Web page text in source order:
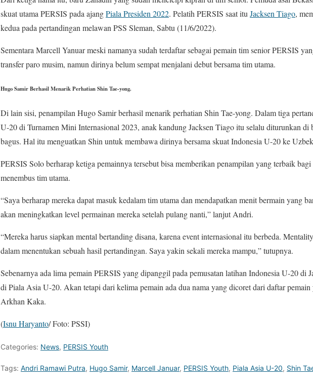
skuat utama PERSIS pada ajangPiala Presiden 2022. Pelatih PERSIS saat ituJacksen Tiago,
kedua pada pertandingan melawan PSS Sleman, Sabtu (11/6/2022).
Sementara Marcell Yanuar meski namanya sudah terdaftar sebagai pemain tim senior PERSIS
transfer paro musim, namun dirinya belum sempat menjalani debut bersama tim utama.
Hugo Samir Berhasil Menarik Perhatian Shin Tae-yong.
Di lain sisi, penampilan Hugo Samir berhasil menarik perhatian Shin Tae-yong. Dalam tiga
U-20 di Turnamen Mini Internasional 2023, anak kandung Jacksen Tiago itu selalu diturunkan di
bagus. Hal itu menguatkan Shin untuk membawa dirinya bersama skuat Indonesia U-20 ke
PERSIS Solo berharap ketiga pemainnya tersebut bisa memberikan penampilan yang terbaik
menembus tim utama.
“Saya berharap mereka dapat masuk kedalam tim utama dan mendapatkan menit bermain yang
akan meningkatkan level permainan mereka setelah pulang nanti,” lanjut Andri.
“Mereka harus siapkan mental bertanding disana, karena event internasional itu berbeda.
dalam menentukan sebuah hasil pertandingan. Saya yakin sekali mereka mampu,” tutupnya.
Sebenarnya ada lima pemain PERSIS yang dipanggil pada pemusatan latihan Indonesia U-20 di
di Piala Asia U-20. Akan tetapi dari kelima pemain ada dua nama yang dicoret dari daftar
Arkhan Kaka.
(Isnu Haryanto/ Foto: PSSI)
Categories: News, PERSIS Youth
Tags: Andri Ramawi Putra, Hugo Samir, Marcell Januar, PERSIS Youth, Piala Asia U-20, Shin